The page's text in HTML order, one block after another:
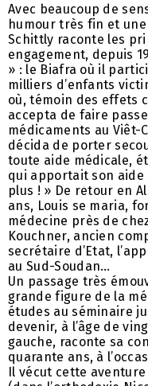
Avec beaucoup de
humour très fin et
Schittly raconte les
engagement, depuis
» : le Biafra où il
milliers d’enfants
où, témoin des effets
accepta de faire
médicaments au Viêt-
décida de porter
toute aide médicale,
qui apportait son aide
plus ! » De retour en
ans, Louis se maria,
médecine près de
Kouchner, ancien
secrétaire d’Etat,
au Sud-Soudan…
Un passage très
grande figure de la
études au séminaire
devenir, à l’âge de
gauche, raconte sa
quarante ans, à
Il vécut cette